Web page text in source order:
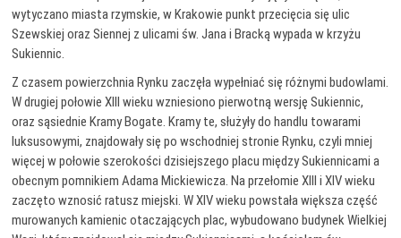
wytyczano miasta rzymskie, w Krakowie punkt przecięcia się ulic
Szewskiej oraz Siennej z ulicami św. Jana i Bracką wypada w krzyżu
Sukiennic.
Z czasem powierzchnia Rynku zaczęła wypełniać się różnymi budowlami.
W drugiej połowie XIII wieku wzniesiono pierwotną wersję Sukiennic,
oraz sąsiednie Kramy Bogate. Kramy te, służyły do handlu towarami
luksusowymi, znajdowały się po wschodniej stronie Rynku, czyli mniej
więcej w połowie szerokości dzisiejszego placu między Sukiennicami a
obecnym pomnikiem Adama Mickiewicza. Na przełomie XIII i XIV wieku
zaczęto wznosić ratusz miejski. W XIV wieku powstała większa część
murowanych kamienic otaczających plac, wybudowano budynek Wielkiej